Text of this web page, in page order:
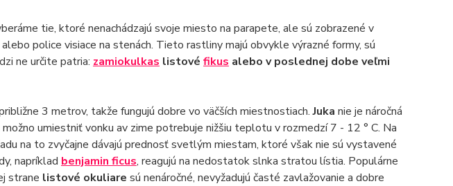
tie, ktoré nenachádzajú svoje miesto na parapete, ale sú zobrazené v
police visiace na stenách. Tieto rastliny majú obvykle výrazné formy, sú
ne určite patria: zamiokulkas listové fikus alebo v poslednej dobe veľmi
3 metrov, takže fungujú dobre vo väčších miestnostiach.Juka nie je náročná
umiestniť vonku av zime potrebuje nižšiu teplotu v rozmedzí 7 - 12 ° C. Na
na to zvyčajne dávajú prednosť svetlým miestam, ktoré však nie sú vystavené
napríklad benjamin ficus, reagujú na nedostatok slnka stratou lístia. Populárne
strane listové okuliare sú nenáročné, nevyžadujú časté zavlažovanie a dobre